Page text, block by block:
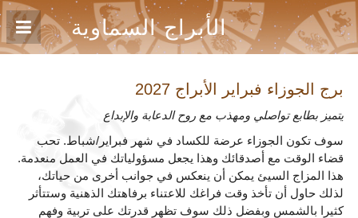
الأبراج السماوية
برج الجوزاء فبراير الأبراج 2027
يتميز بطابع تواصلي ومهذب مع روح الدعابة والإبداع
سوف تكون الجوزاء عرضة للكساد في شهر فبراير/شباط. تحب
قضاء الوقت مع أصدقائك وهذا يجعل مسؤولياتك في العمل منعدمة.
هذا المزاج السيئ يمكن أن ينعكس في جوانب أخرى من حياتك،
لذلك حاول أن تأخذ وقت فراغك للاعتناء برفاهتك الذهنية وستتأثر
كثيرا بالشمس وبفضل ذلك سوف تظهر قدرتك على تربية وفهم